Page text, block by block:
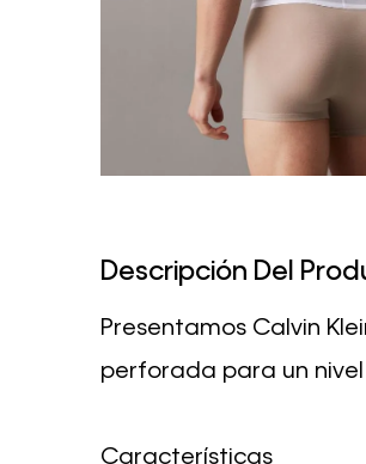
Descripción Del
Presentamos Calvin
perforada para un
Características